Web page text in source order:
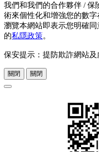
我們和我們的合作夥伴 / 保
術來個性化和增強您的數
瀏覽本網站即表示您明確同
的私隱政策。
保安提示：提防欺詐網站及
關閉 關閉